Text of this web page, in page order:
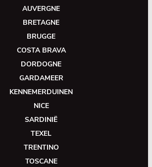
AUVERGNE
BRETAGNE
BRUGGE
COSTA BRAVA
DORDOGNE
GARDAMEER
KENNEMERDUINEN
NICE
SARDINIË
TEXEL
TRENTINO
TOSCANE